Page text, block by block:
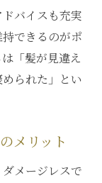
バイスも充実
できるのがポ
「髪が見違え
られた」とい
メリット
メージレスで